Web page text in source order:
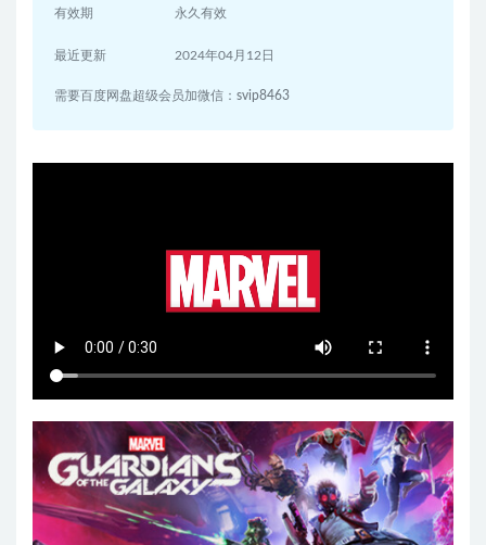
有效期 永久有效
最近更新 2024年04月12日
需要百度网盘超级会员加微信：svip8463